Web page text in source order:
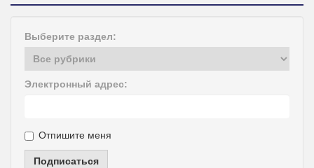
Выберите раздел:
Электронный адрес:
Отпишите меня
Подписаться